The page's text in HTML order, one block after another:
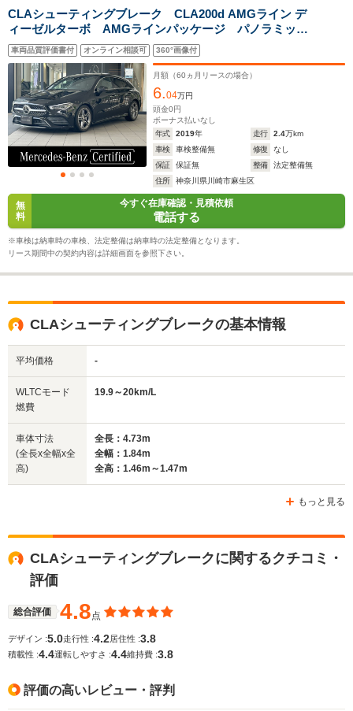
サイズ
WLTCモード
燃費
全幅
1.84m
全長
4.73m
ホイールベース
-m
20.2～20.3km/L
└市街地:14.3～
└郊外:21.6～
└高速道路:23.0～
23.2km/L
全幅
1.82m
全長
14.2～18.8km/L
└市街地:9.9～
└郊外:14.7～
CLAシューティングブレーク CLA200d AMGライン デ
ィーゼルターボ AMGラインパッケージ パノラミック
スライディングルーフ AMGレザーエクスクルーシブ
P アドバンスドP レーダーセーフティーパッケージ
ヘッドアップディスプレイ 360度カメラ フットトラン
クオープナー
車両品質評価書付 オンライン相談可 360°画像付
月額（60 ヵ月リースの場合）
6.04万円
頭金0円
ボーナス払いなし
年式
2019年 走行 2.4万km
車検
車検整備無 修復
なし
保証
保証無 整備
法定整備無
住所
神奈川県川崎市麻生区
無
料
今すぐ在庫確認・見積依頼
電話する
※車検は納車時の車検、法定整備は納車時の法定整備となります。
リース期間中の契約内容は詳細画面を参照下さい。
CLAシューティングブレークの基本情報
平均価格 -
WLTCモード
燃費
19.9～20km/L
車体寸法
(全長x全幅x全
高)
全長：4.73m
全幅：1.84m
全高：1.46m～1.47m
もっと見る
CLAシューティングブレークに関するクチコミ・
評価
総合評価 4.8 点
デザイン :5.0走行性 :4.2居住性 :3.8
積載性 :4.4運転しやすさ :4.4維持費 :3.8
評価の高いレビュー・評判